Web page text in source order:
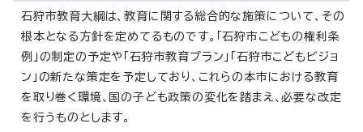
石狩市教育大綱は、教育に関する総合的な施策について、その
根本となる方針を定めてるものです。「石狩市こどもの権利条
例」の制定の予定や「石狩市教育プラン」「石狩市こどもビジョ
ン」の新たな策定を予定しており、これらの本市における教育
を取り巻く環境、国の子ども政策の変化を踏まえ、必要な改定
を行うものとします。